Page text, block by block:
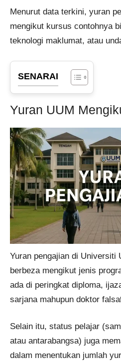
Menurut data terkini, yuran
mengikut kursus contohnya
teknologi maklumat, atau
SENARAI
Yuran UUM
Yuran pengajian di Universiti
berbeza mengikut jenis
ada di peringkat diploma,
sarjana mahupun doktor
Selain itu, status pelajar
atau antarabangsa) juga
dalam menentukan jumlah